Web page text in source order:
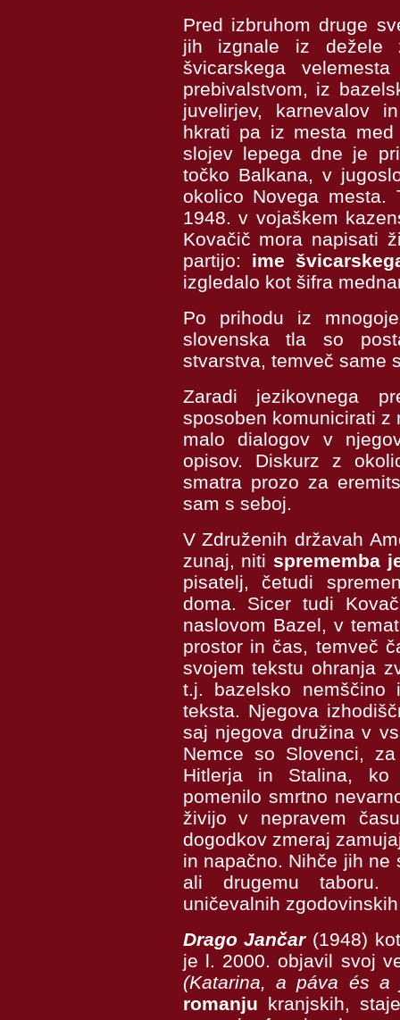
Pred izbruhom druge
jih izgnale iz dežele
švicarskega
prebivalstvom, iz
juvelirjev, karnevalov
hkrati pa iz mesta med
slojev lepega dne je
točko Balkana, v
okolico Novega
1948. v vojaškem
Kovačič mora napisati
partijo: ime
izgledalo kot šifra
Po prihodu iz
slovenska tla so
stvarstva, temveč same
Zaradi jezikovnega
sposoben komunicirati z
malo dialogov v
opisov. Diskurz z
smatra prozo za
sam s seboj.
V Združenih državah
zunaj, niti sprememba
pisatelj, četudi
doma. Sicer tudi
naslovom Bazel, v
prostor in čas, temveč
svojem tekstu ohranja
t.j. bazelsko
teksta. Njegova
saj njegova družina v
Nemce so Slovenci,
Hitlerja in Stalina,
pomenilo smrtno
živijo v nepravem
dogodkov zmeraj
in napačno. Nihče jih ne
ali drugemu taboru.
uničevalnih
Drago Jančar (1948)
je l. 2000. objavil svoj
(Katarina, a páva és
romanju kranjskih,